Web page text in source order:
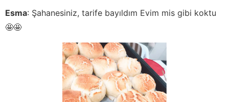
Esma: Şahanesiniz, tarife bayıldım Evim mis gibi koktu
🤩🤩